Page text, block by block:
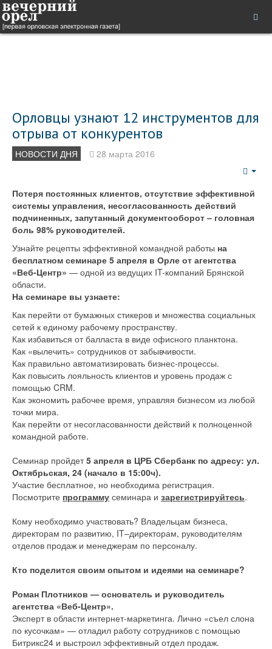
Орловцы узнают 12 инструментов для
отрыва от конкурентов
НОВОСТИ ДНЯ 28 марта 2016
Потеря постоянных клиентов, отсутствие эффективной
системы управления, несогласованность действий
подчиненных, запутанный документооборот – головная
боль 98% руководителей.
Узнайте рецепты эффективной командной работы на
бесплатном семинаре 5 апреля в Орле от агентства
«Веб-Центр» — одной из ведущих IT-компаний Брянской
области.
На семинаре вы узнаете:
Как перейти от бумажных стикеров и множества социальных
сетей к единому рабочему пространству.
Как избавиться от балласта в виде офисного планктона.
Как «вылечить» сотрудников от забывчивости.
Как правильно автоматизировать бизнес-процессы.
Как повысить лояльность клиентов и уровень продаж с
помощью CRM.
Как экономить рабочее время, управляя бизнесом из любой
точки мира.
Как перейти от несогласованности действий к полноценной
командной работе.
Семинар пройдет5 апреля в ЦРБ Сбербанк по адресу: ул.
Октябрьская, 24 (начало в 15:00ч).
Участие бесплатное, но необходима регистрация.
Посмотрите программу семинара и зарегистрируйтесь.
Кому необходимо участвовать? Владельцам бизнеса,
директорам по развитию, IT–директорам, руководителям
отделов продаж и менеджерам по персоналу.
Кто поделится своим опытом и идеями на семинаре?
Роман Плотников — основатель и руководитель
агентства «Веб-Центр».
Эксперт в области интернет-маркетинга. Лично «съел слона
по кусочкам» — отладил работу сотрудников с помощью
Битрикс24 и выстроил эффективный отдел продаж.